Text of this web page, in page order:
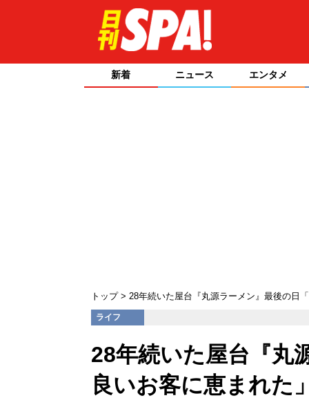
新着 ニュース エンタメ
トップ 28年続いた屋台『丸源ラーメン』最後の日
ライフ
28年続いた屋台『丸
良いお客に恵まれた